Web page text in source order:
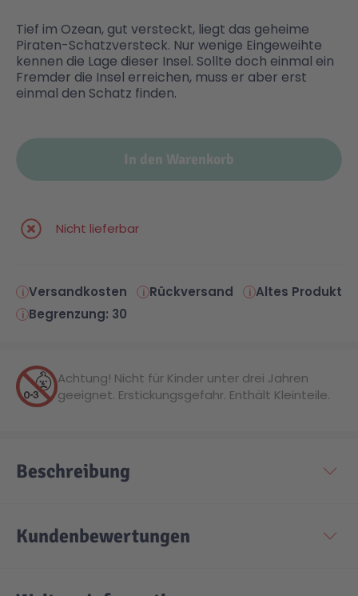
Tief im Ozean, gut versteckt, liegt das geheime
Piraten-Schatzversteck. Nur wenige Eingeweihte
kennen die Lage dieser Insel. Sollte doch einmal ein
Fremder die Insel erreichen, muss er aber erst
einmal den Schatz finden.
In den Warenkorb
Nicht lieferbar
Versandkosten Rückversand
Altes Produkt
Begrenzung: 30
Achtung! Nicht für Kinder unter drei Jahren
geeignet. Erstickungsgefahr. Enthält Kleinteile.
Beschreibung
Kundenbewertungen